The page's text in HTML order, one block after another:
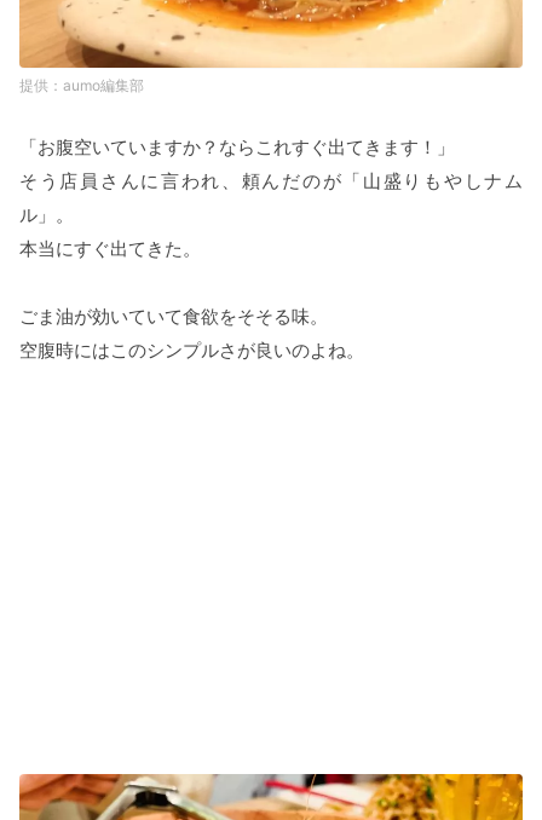
aumo編集部
「お腹空いていますか？ならこれすぐ出てきます！」
そう店員さんに言われ、頼んだのが「山盛りもやしナム
ル」。
本当にすぐ出てきた。
ごま油が効いていて食欲をそそる味。
空腹時にはこのシンプルさが良いのよね。